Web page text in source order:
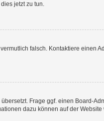
jetzt zu tun.
falsch. Kontaktiere einen
Frage ggf. einen Board-
dazu können auf der Website